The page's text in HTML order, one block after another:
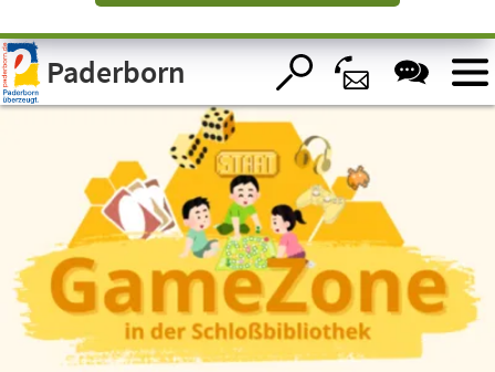
Visuelle
Assistenzsoftware
öffnen.Paderborn